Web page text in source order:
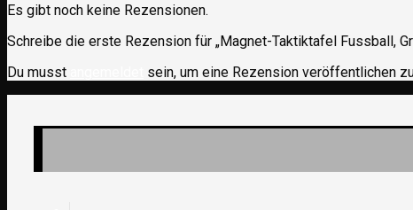
Es gibt noch keine Rezensionen.
Schreibe die erste Rezension für „Magnet-Taktiktafel Fussball,
Du musst
sein, um eine Rezension veröffentlichen